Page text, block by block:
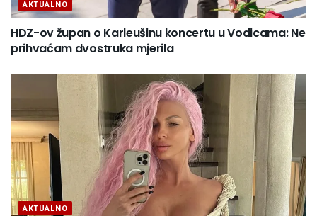
AKTUALNO
HDZ-ov župan o Karleušinu koncertu u Vodicama: Ne
prihvaćam dvostruka mjerila
AKTUALNO